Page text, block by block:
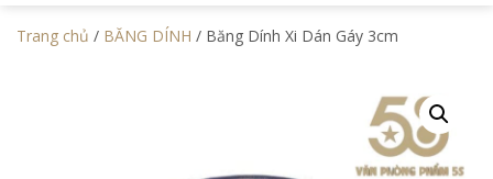
Trang chủ / BĂNG DÍNH / Băng Dính Xi Dán Gáy 3cm